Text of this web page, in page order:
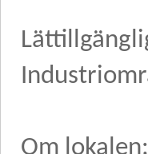
Om lokalen: